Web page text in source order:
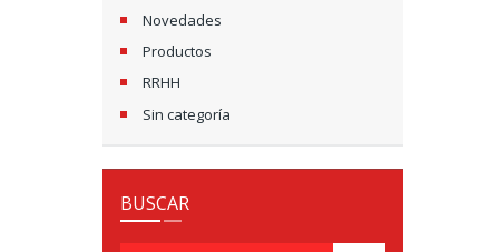
Novedades
Productos
RRHH
Sin categoría
BUSCAR